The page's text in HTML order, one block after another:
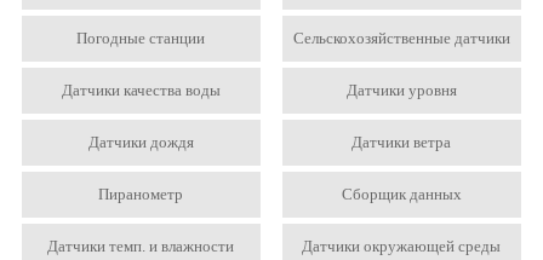
Погодные станции Сельскохозяйственные датчики
Датчики качества воды Датчики уровня
Датчики дождя Датчики ветра
Пиранометр Сборщик данных
Датчики темп. и влажности Датчики окружающей среды